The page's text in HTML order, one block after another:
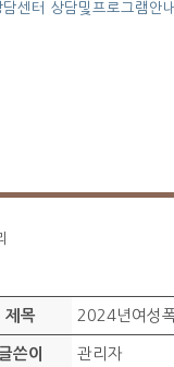
센터
상담및프로그램안
제목 2024년여성
쓴이 관리자